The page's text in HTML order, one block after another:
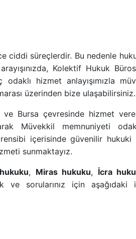
ciddi süreçlerdir. Bu nedenle
Kolektif Hukuk
hizmet anlayışımızla
üzerinden bize ulaşabilirsiniz.
ve Bursa çevresinde hizmet
Müvekkil memnuniyeti
içerisinde güvenilir hukuki
sunmaktayız.
, Miras hukuku, İcra
ve sorularınız için aşağıdaki